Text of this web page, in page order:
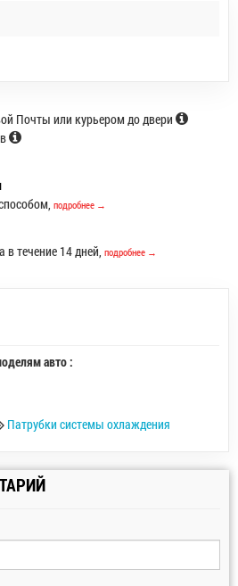
Почты или курьером до двери
подробнее →
течение 14 дней, подробнее →
авто :
Патрубки системы охлаждения